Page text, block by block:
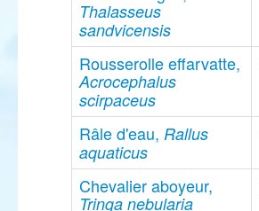
Thalasseus
sandvicensis
Rousserolle effarvatte,
Acrocephalus
scirpaceus
Râle d'eau, Rallus
aquaticus
Chevalier aboyeur,
Tringa nebularia